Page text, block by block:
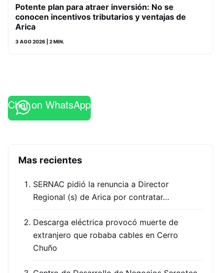
Potente plan para atraer inversión: No se
conocen incentivos tributarios y ventajas de
Arica
3 AGO 2026 | 2 MIN.
Chat on WhatsApp
Mas recientes
SERNAC pidió la renuncia a Director
Regional (s) de Arica por contratar…
Descarga eléctrica provocó muerte de
extranjero que robaba cables en Cerro
Chuño